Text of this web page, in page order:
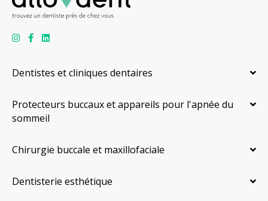
Dentistes et cliniques dentaires
Protecteurs buccaux et appareils pour l'apnée du
sommeil
Chirurgie buccale et maxillofaciale
Dentisterie esthétique